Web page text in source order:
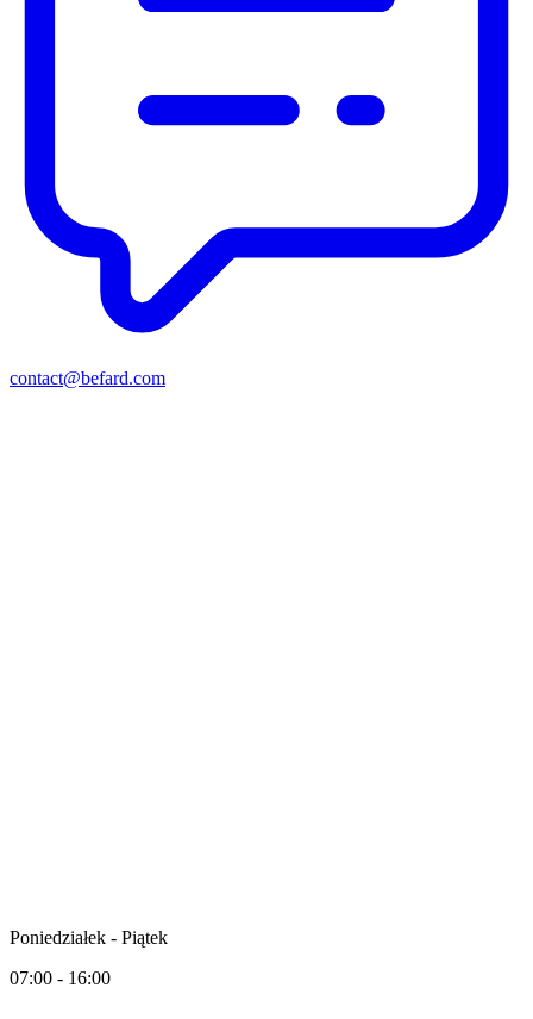
contact@befard.com
Poniedziałek - Piątek
07:00 - 16:00